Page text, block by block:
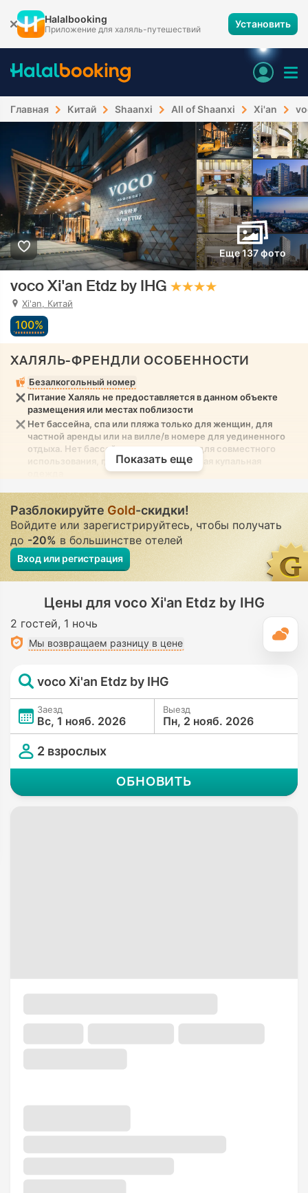
Halalbooking
Приложение для халяль-путешествий Установить
Главная Китай Shaanxi All of Shaanxi Xi'an
Еще 137 фото
voco Xi'an Etdz by IHG
Xi'an, Китай
100%
ХАЛЯЛЬ-ФРЕНДЛИ ОСОБЕННОСТИ
Безалкогольный номер
Питание Халяль не предоставляется в данном объекте
размещения или местах поблизости
Нет бассейна, спа или пляжа только для женщин, для
частной аренды или на вилле/в номере для уединенного
отдыха. Нет бассейна, спа или пляжа для совместного
использования, где разрешена скромная купальная
Показать еще
Разблокируйте Gold-скидки!
Войдите или зарегистрируйтесь, чтобы получать
до -20% в большинстве отелей
Вход или регистрация
Цены для voco Xi'an Etdz by IHG
2 гостей 1 ночь
Мы возвращаем разницу в цене
voco Xi'an Etdz by IHG
Заезд
Вс, 1 нояб. 2026
Выезд
Пн, 2 нояб. 2026
2 взрослых
ОБНОВИТЬ